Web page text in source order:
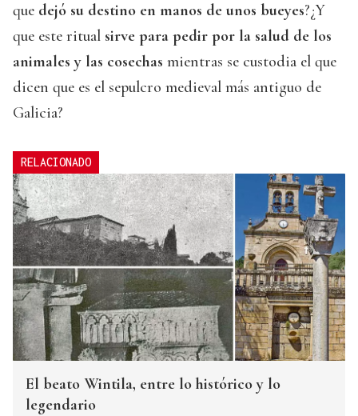
que dejó su destino en manos de unos bueyes?¿Y
que este ritual sirve para pedir por la salud de los
animales y las cosechas mientras se custodia el que
dicen que es el sepulcro medieval más antiguo de
Galicia?
RELACIONADO
El beato Wintila, entre lo histórico y lo
legendario